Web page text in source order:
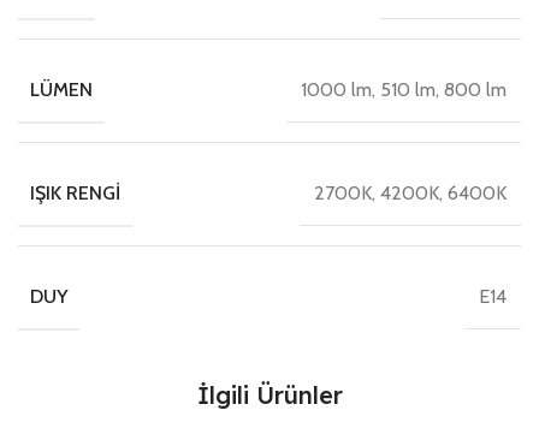
LÜMEN 1000 lm, 510 lm, 800 lm
IŞIK RENGI 2700K, 4200K, 6400K
DUY E14
İlgili Ürünler